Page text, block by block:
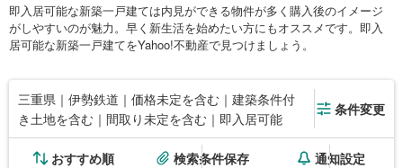
即入居可能な新築一戸建ては内見ができる物件が多く購入後のイメージ
がしやすいのが魅力。早く新生活を始めたい方にもオススメです。即入
居可能な新築一戸建てをYahoo!不動産で見つけましょう。
三重県｜伊勢鉄道｜価格未定を含む｜建築条件付
き土地を含む｜間取り未定を含む｜即入居可能
条件変更
おすすめ順 検索条件保存 通知設定